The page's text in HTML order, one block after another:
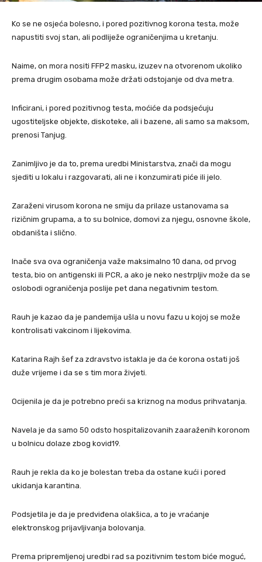
Ko se ne osjeća bolesno, i pored pozitivnog korona testa, može
napustiti svoj stan, ali podliježe ograničenjima u kretanju.
Naime, on mora nositi FFP2 masku, izuzev na otvorenom ukoliko
prema drugim osobama može držati odstojanje od dva metra.
Inficirani, i pored pozitivnog testa, moćiće da podsjećuju
ugostiteljske objekte, diskoteke, ali i bazene, ali samo sa maksom,
prenosi Tanjug.
Zanimljivo je da to, prema uredbi Ministarstva, znači da mogu
sjediti u lokalu i razgovarati, ali ne i konzumirati piće ili jelo.
Zaraženi virusom korona ne smiju da prilaze ustanovama sa
rizičnim grupama, a to su bolnice, domovi za njegu, osnovne škole,
obdaništa i slično.
Inače sva ova ograničenja važe maksimalno 10 dana, od prvog
testa, bio on antigenski ili PCR, a ako je neko nestrpljiv može da se
oslobodi ograničenja poslije pet dana negativnim testom.
Rauh je kazao da je pandemija ušla u novu fazu u kojoj se može
kontrolisati vakcinom i lijekovima.
Katarina Rajh šef za zdravstvo istakla je da će korona ostati još
duže vrijeme i da se s tim mora živjeti.
Ocijenila je da je potrebno preći sa kriznog na modus prihvatanja.
Navela je da samo 50 odsto hospitalizovanih zaaraženih koronom
u bolnicu dolaze zbog kovid19.
Rauh je rekla da ko je bolestan treba da ostane kući i pored
ukidanja karantina.
Podsjetila je da je predviđena olakšica, a to je vraćanje
elektronskog prijavljivanja bolovanja.
Prema pripremljenoj uredbi rad sa pozitivnim testom biće moguć,